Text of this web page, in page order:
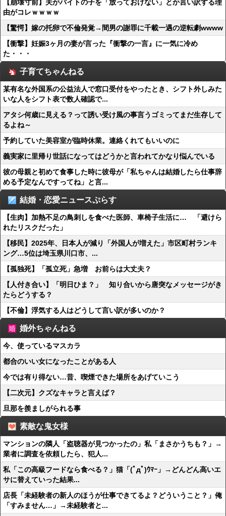
【崩壊寸前】夫がバイトの子を「放っておけない」とか言い訳する理
由がコレｗｗｗｗ
【驚愕】嫁の托卵で不倫発覚→間男の謝罪に千載一遇の逆転劇wwww
【衝撃】妊娠3ヶ月の妻が言った『衝撃の一言』に一気に冷め
た・・・
子育てちゃんねる
某有名な外国系の公益法人で窓口受付をやったとき、シフト外しみた
いな人をシフト表で数人確認で...
アタシ何歳に見える？って誘い受け風の事言うゴミってまだ生存して
るよね～
予約していた美容室が臨時休業。連絡くれてもいいのに
義実家に里帰り世話になってはどうかと言われてかなり悩んでいる
彼の母親と初めて食事した時に彼母が「私ちゃんは結婚したら仕事辞
める予定なんですってね」と言...
結婚・恋愛ニュースぷらす
【生肉】加熱不足の鳥刺しを食べた医師、車椅子生活に… 「避けら
れたリスクだった」
【移民】2025年、日本人が減り「外国人が増えた」市区町村ランキ
ング…5位は埼玉県川口市、...
【孤独死】「孤立死」急増 お前らは大丈夫？
【人付き合い】「明日ひま？」 知り合いから唐突なメッセージがき
たらどうする？
【不倫】浮気する人はどうして言い訳が多いのか？
婚外ちゃんねる
今、使っているマスカラ
都合のいい女になったことがある人
今では有り得ない…昔、喫煙できた場所をあげていこう
【二次元】クズなキャラと言えば？
旦那を羨ましがられる事
素敵な鬼女様
マンションの隣人「盗聴器が見つかったの」私「まさかうちも？」→
業者に調査を依頼したら、犯人...
私「この高級フードなら食べる？」猫「(ﾟдﾟ)ｳﾏｰ」→どんどん高いエ
サに替えていった結果...
店長「未経験者の新人のほうが仕事できてるよ？どういうこと？」俺
「すみません…」→未経験者と...